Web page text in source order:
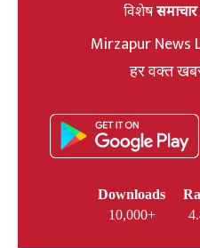
विशेषसमाचार
Mirzapur News
हर वक्त
Downloads
10,000+